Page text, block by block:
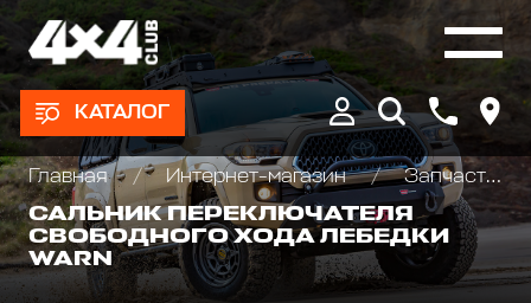
КАТАЛОГ
Главная Интернет-магазин
Запчасти и Аксессуары для лебедок
САЛЬНИК ПЕРЕКЛЮЧАТЕЛЯ
СВОБОДНОГО ХОДА ЛЕБЕДКИ
WARN